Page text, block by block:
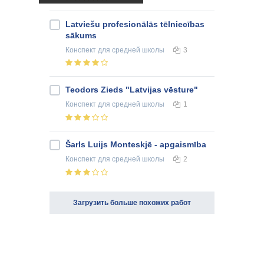
Latviešu profesionālās tēlniecības
sākums
Конспект для средней школы 3
Teodors Zieds "Latvijas vēsture"
Конспект для средней школы 1
Šarls Luijs Monteskjē - apgaismība
Конспект для средней школы 2
Загрузить больше похожих работ